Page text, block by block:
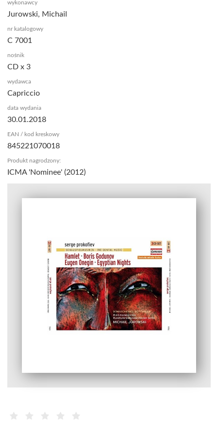
wykonawcy
Jurowski, Michail
nr katalogowy
C 7001
nośnik
CD x 3
wydawca
Capriccio
data wydania
30.01.2018
EAN / kod kreskowy
845221070018
Produkt nagrodzony:
ICMA 'Nominee' (2012)